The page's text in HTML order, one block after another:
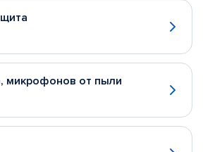
микрофонов от пыли